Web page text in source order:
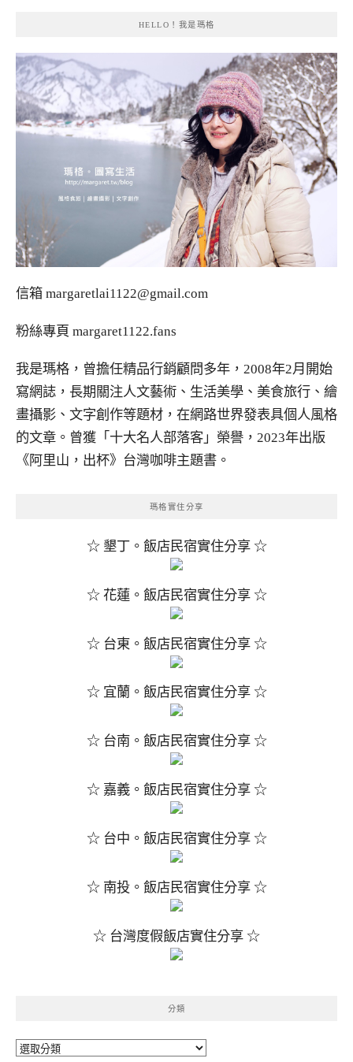
HELLO！我是瑪格
信箱 margaretlai1122@gmail.com
粉絲專頁 margaret1122.fans
我是瑪格，曾擔任精品行銷顧問多年，2008年2月開始
寫網誌，長期關注人文藝術、生活美學、美食旅行、繪
畫攝影、文字創作等題材，在網路世界發表具個人風格
的文章。曾獲「十大名人部落客」榮譽，2023年出版
《阿里山，出杯》台灣咖啡主題書。
瑪格實住分享
☆ 墾丁。飯店民宿實住分享 ☆
☆ 花蓮。飯店民宿實住分享 ☆
☆ 台東。飯店民宿實住分享 ☆
☆ 宜蘭。飯店民宿實住分享 ☆
☆ 台南。飯店民宿實住分享 ☆
☆ 嘉義。飯店民宿實住分享 ☆
☆ 台中。飯店民宿實住分享 ☆
☆ 南投。飯店民宿實住分享 ☆
☆ 台灣度假飯店實住分享 ☆
分類
分